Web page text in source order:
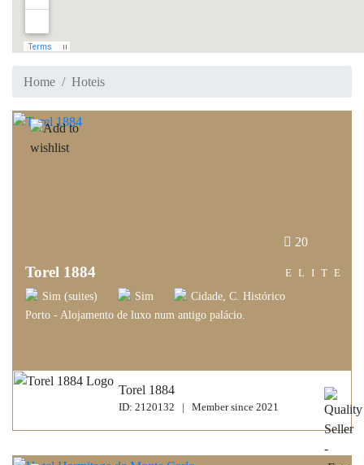
Home Hoteis
20
Torel 1884
Sim (suites) Sim Cidade, C. Histórico
Porto - Alojamento de luxo num antigo palácio.
ELITE
Torel 1884
ID: 2120132 | Member since 2021